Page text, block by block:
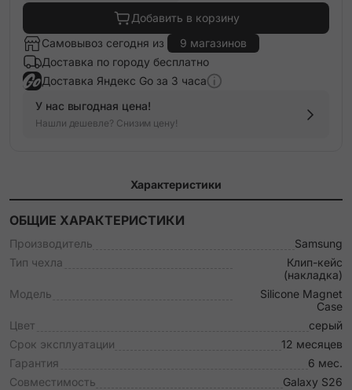
Добавить в корзину
Самовывоз сегодня из
9 магазинов
Доставка по городу бесплатно
Доставка Яндекс Go за 3 часа
У нас выгодная цена!
Нашли дешевле? Снизим цену!
Характеристики
ОБЩИЕ ХАРАКТЕРИСТИКИ
Производитель
Samsung
Тип чехла
Клип-кейс
(накладка)
Модель
Silicone Magnet
Case
Цвет
серый
Срок эксплуатации
12 месяцев
Гарантия
6 мес.
Совместимость
Galaxy S26